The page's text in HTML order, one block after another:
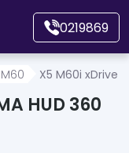
0219869
X5 M60i xDrive
HUD 360